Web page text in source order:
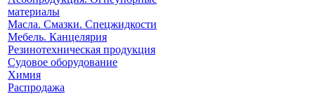
материалы
Масла. Смазки. Спецжидкости
Мебель. Канцелярия
Резинотехническая продукция
Судовое оборудование
Химия
Распродажа